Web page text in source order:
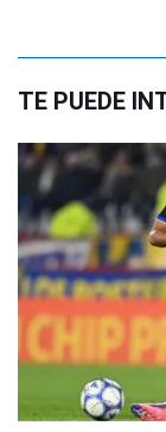
TE PUEDE